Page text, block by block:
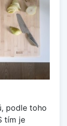
podle toho
tím je